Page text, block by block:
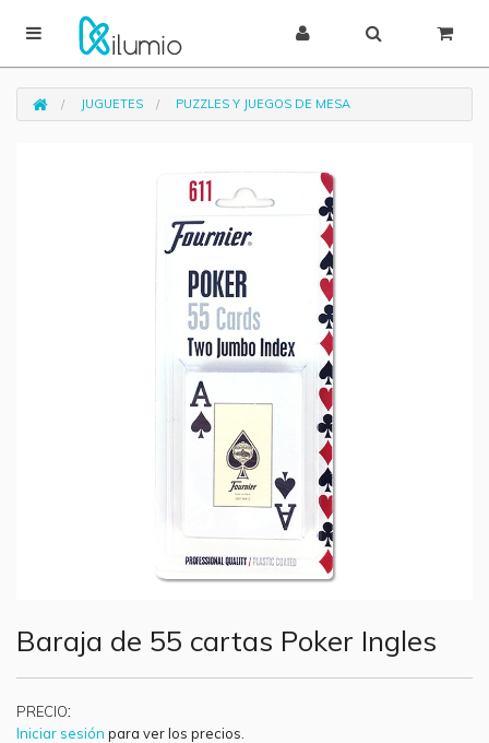
JUGUETES PUZZLES Y JUEGOS DE MESA
Baraja de 55 cartas Poker Ingles
PRECIO:
Iniciar sesión para ver los precios.